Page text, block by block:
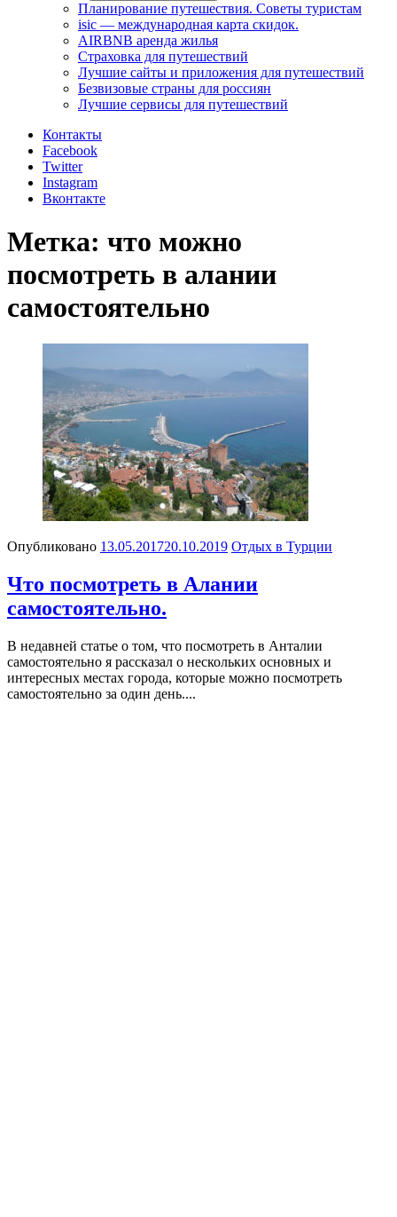
Планирование путешествия. Советы туристам
isic — международная карта скидок.
AIRBNB аренда жилья
Страховка для путешествий
Лучшие сайты и приложения для путешествий
Безвизовые страны для россиян
Лучшие сервисы для путешествий
Контакты
Facebook
Twitter
Instagram
Вконтакте
Метка: что можно
посмотреть в алании
самостоятельно
Опубликовано 13.05.201720.10.2019 Отдых в Турции
Что посмотреть в Алании
самостоятельно.
В недавней статье о том, что посмотреть в Анталии
самостоятельно я рассказал о нескольких основных и
интересных местах города, которые можно посмотреть
самостоятельно за один день....